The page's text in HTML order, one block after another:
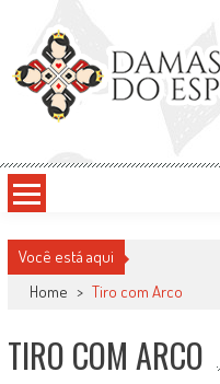
content
Damas do Esporte
Você está aqui
Home > Tiro com Arco
TIRO COM ARCO